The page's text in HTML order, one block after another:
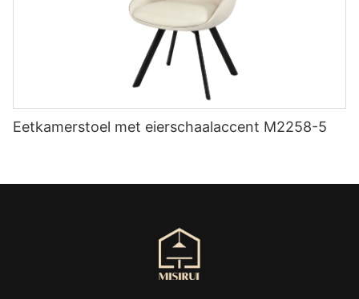
Eetkamerstoel met eierschaalaccent M2258-5